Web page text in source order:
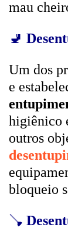
mau
🚽
Um dos
e
higiênico
outros
bloqueio
🪠